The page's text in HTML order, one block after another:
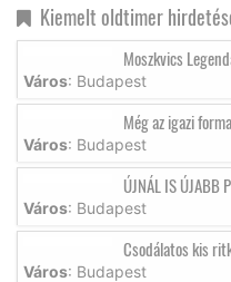
Kiemelt oldtimer
Moszkvics
Város: Budapest
Még az igazi
Város: Budapest
ÚJNÁL IS ÚJABB
Város: Budapest
Csodálatos kis
Város: Budapest